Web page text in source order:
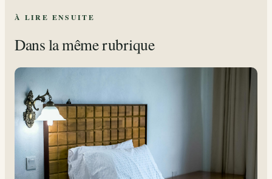
À LIRE ENSUITE
Dans la même rubrique